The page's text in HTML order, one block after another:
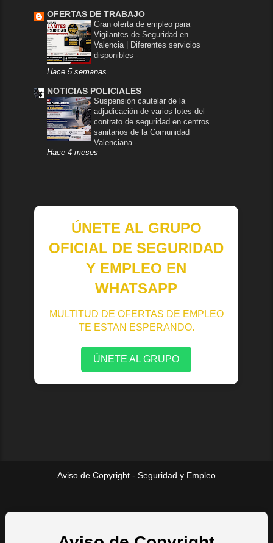
OFERTAS DE TRABAJO
Gran oferta de empleo para
Vigilantes de Seguridad en
Valencia | Diferentes servicios
disponibles-
Hace 5 semanas
NOTICIAS POLICIALES
Suspensión cautelar de la
adjudicación de varios lotes del
contrato de seguridad en centros
sanitarios de la Comunidad
Valenciana-
Hace 4 meses
ÚNETE AL GRUPO
OFICIAL DE SEGURIDAD
Y EMPLEO EN
WHATSAPP
MULTITUD DE OFERTAS DE EMPLEO
TE ESTAN ESPERANDO.
ÚNETE AL GRUPO
Aviso de Copyright - Seguridad y Empleo